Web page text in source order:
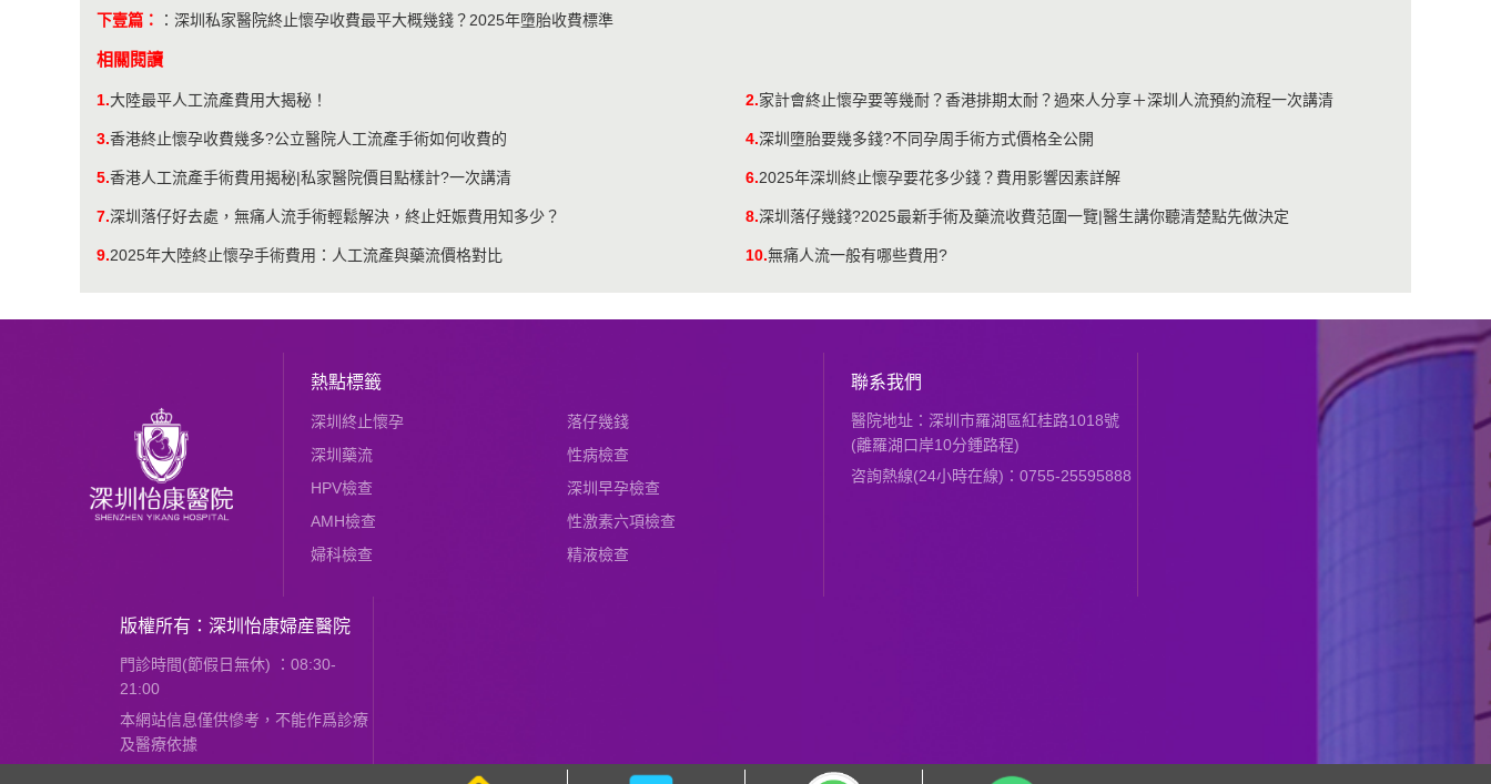
下壹篇：
： 深圳私家醫院終止懷孕收費最平大概幾錢？2025年墮胎收費標準
相關閱讀
1.大陸最平人工流產費用大揭秘！ 2.家計會終止懷孕要等幾耐？香港排期太耐？過來人分享＋深圳人流預約流程一次講清
3.香港終止懷孕收費幾多?公立醫院人工流產手術如何收費的 4.深圳墮胎要幾多錢?不同孕周手術方式價格全公開
5.香港人工流產手術費用揭秘|私家醫院價目點樣計?一次講清 6.2025年深圳終止懷孕要花多少錢？費用影響因素詳解
7.深圳落仔好去處，無痛人流手術輕鬆解決，終止妊娠費用知多少？ 8.深圳落仔幾錢?2025最新手術及藥流收費范圍一覽|醫生講你聽清楚點先做決定
9.2025年大陸終止懷孕手術費用：人工流產與藥流價格對比 10.無痛人流一般有哪些費用?
熱點標籤
深圳終止懷孕
落仔幾錢
深圳藥流
性病檢查
HPV檢查
深圳早孕檢查
AMH檢查
性激素六項檢查
婦科檢查
精液檢查
聯系我們
醫院地址：深圳市羅湖區紅桂路1018號
(離羅湖口岸10分鍾路程)
咨詢熱線(24小時在線)：0755-25595888
版權所有：深圳怡康婦産醫院
門診時間(節假日無休) ：08:30-
21:00
本網站信息僅供慘考，不能作爲診療
及醫療依據